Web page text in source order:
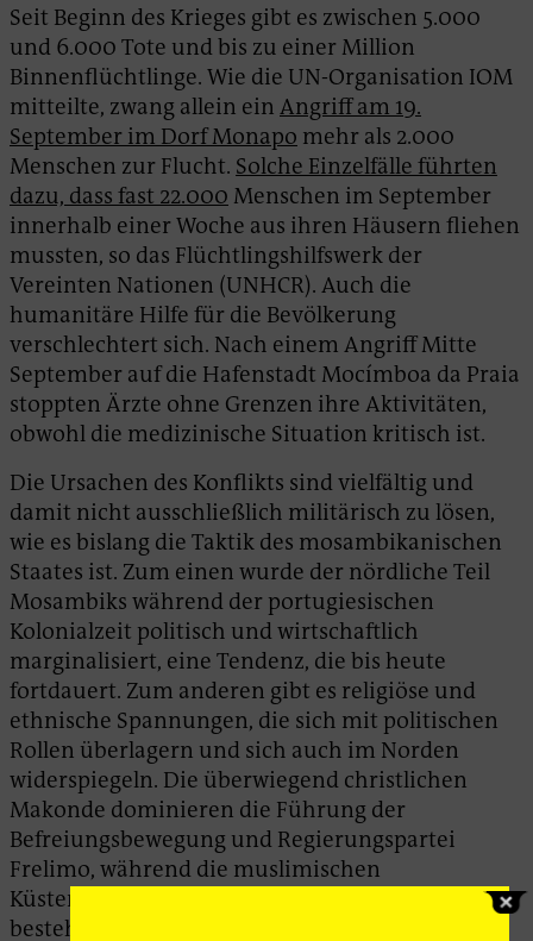
Seit Beginn des Krieges gibt es zwischen 5.000
und 6.000 Tote und bis zu einer Million
Binnenflüchtlinge. Wie die UN-Organisation IOM
mitteilte, zwang allein ein Angriff am 19.
September im Dorf Monapo mehr als 2.000
Menschen zur Flucht. Solche Einzelfälle führten
dazu, dass fast 22.000 Menschen im September
innerhalb einer Woche aus ihren Häusern fliehen
mussten, so das Flüchtlingshilfswerk der
Vereinten Nationen (UNHCR). Auch die
humanitäre Hilfe für die Bevölkerung
verschlechtert sich. Nach einem Angriff Mitte
September auf die Hafenstadt Mocímboa da Praia
stoppten Ärzte ohne Grenzen ihre Aktivitäten,
obwohl die medizinische Situation kritisch ist.
Die Ursachen des Konflikts sind vielfältig und
damit nicht ausschließlich militärisch zu lösen,
wie es bislang die Taktik des mosambikanischen
Staates ist. Zum einen wurde der nördliche Teil
Mosambiks während der portugiesischen
Kolonialzeit politisch und wirtschaftlich
marginalisiert, eine Tendenz, die bis heute
fortdauert. Zum anderen gibt es religiöse und
ethnische Spannungen, die sich mit politischen
Rollen überlagern und sich auch im Norden
widerspiegeln. Die überwiegend christlichen
Makonde dominieren die Führung der
Befreiungsbewegung und Regierungspartei
Frelimo, während die muslimischen
Küstengemeinden hauptsächlich aus Mwani
bestehen. Viele Analyst*innen machen die